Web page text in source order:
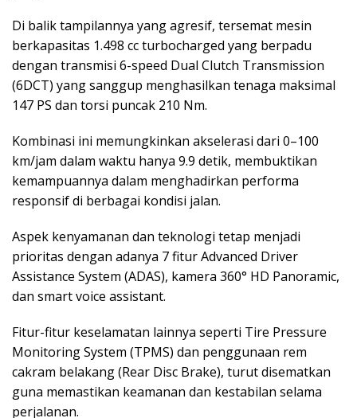
Di balik tampilannya yang agresif, tersemat mesin
berkapasitas 1.498 cc turbocharged yang berpadu
dengan transmisi 6-speed Dual Clutch Transmission
(6DCT) yang sanggup menghasilkan tenaga maksimal
147 PS dan torsi puncak 210 Nm.
Kombinasi ini memungkinkan akselerasi dari 0–100
km/jam dalam waktu hanya 9.9 detik, membuktikan
kemampuannya dalam menghadirkan performa
responsif di berbagai kondisi jalan.
Aspek kenyamanan dan teknologi tetap menjadi
prioritas dengan adanya 7 fitur Advanced Driver
Assistance System (ADAS), kamera 360° HD Panoramic,
dan smart voice assistant.
Fitur-fitur keselamatan lainnya seperti Tire Pressure
Monitoring System (TPMS) dan penggunaan rem
cakram belakang (Rear Disc Brake), turut disematkan
guna memastikan keamanan dan kestabilan selama
perjalanan.